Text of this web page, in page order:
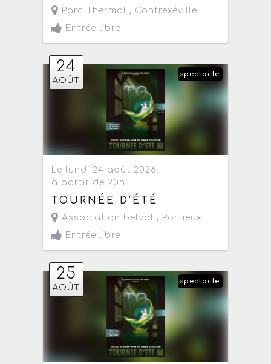
Parc Thermal , Contrexéville
Entrée libre
24
AOÛT
spectacle
Le lundi 24 août 2026
à partir de 20h
TOURNÉE D’ÉTÉ
Association belval , Portieux
Entrée libre
25
AOÛT
spectacle